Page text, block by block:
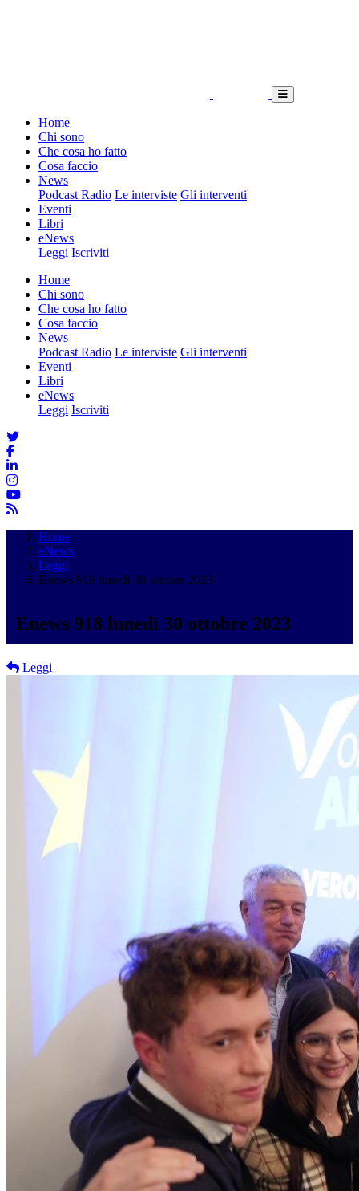
Home
Chi sono
Che cosa ho fatto
Cosa faccio
News
Podcast Radio Le interviste Gli interventi
Eventi
Libri
eNews
Leggi Iscriviti
Home
Chi sono
Che cosa ho fatto
Cosa faccio
News
Podcast Radio Le interviste Gli interventi
Eventi
Libri
eNews
Leggi Iscriviti
Home
eNews
Leggi
Enews 918 lunedì 30 ottobre 2023
Enews 918 lunedì 30 ottobre 2023
Leggi